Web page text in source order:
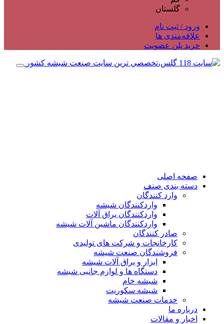
گلستان
ورود / ثبت نام
علاقه‌مندی ها
خرید پلن عضویت
صفحه اصلی
دسته بندی صنف
وارد کنندگان
واردکنندگان شیشه
واردکنندگان یراق آلات
واردکنندگان ماشین آلات شیشه
صادر کنندگان
کارخانجات و شرکت های تولیدی
فروشندگان صنعت شیشه
ابزار و یراق آلات شیشه
دستگاه ها و لوازم جانبی شیشه
شیشه خام
شیشه سکوریت
خدمات صنعت شیشه
درباره ما
اخبار و مقالات